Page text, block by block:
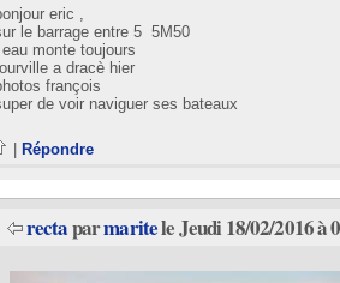
eric ,
le barrage entre 5 5M50
l eau monte toujours
a dracè hier
françois
de voir naviguer ses bateaux
Répondre
rectaparmaritele Jeudi 18/02/2016 à